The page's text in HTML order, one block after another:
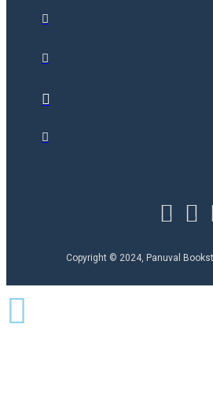
Copyright © 2024, Panuval